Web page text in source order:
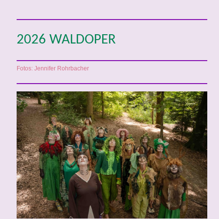
2026 WALDOPER
Fotos: Jennifer Rohrbacher